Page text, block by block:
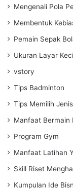
Mengenali Pola
Membentuk
Pemain Sepak
Ukuran Layar
vstory
Tips Badminton
Tips Memilih
Manfaat Bermain
Program Gym
Manfaat Latihan
Skill Riset
Kumpulan Ide